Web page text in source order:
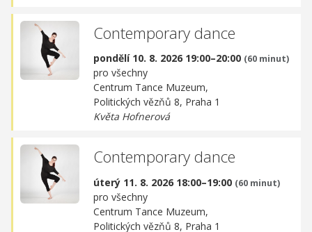
Contemporary dance
pondělí 10. 8. 2026 19:00–20:00 (60 minut)
pro všechny
Centrum Tance Muzeum,
Politických vězňů 8, Praha 1
Květa Hofnerová
Contemporary dance
úterý 11. 8. 2026 18:00–19:00 (60 minut)
pro všechny
Centrum Tance Muzeum,
Politických vězňů 8, Praha 1